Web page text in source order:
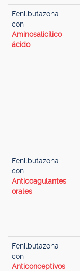
Fenilbutazona
con
Aminosalicílico
ácido
Fenilbutazona
con
Anticoagulantes
orales
Fenilbutazona
con
Anticonceptivos